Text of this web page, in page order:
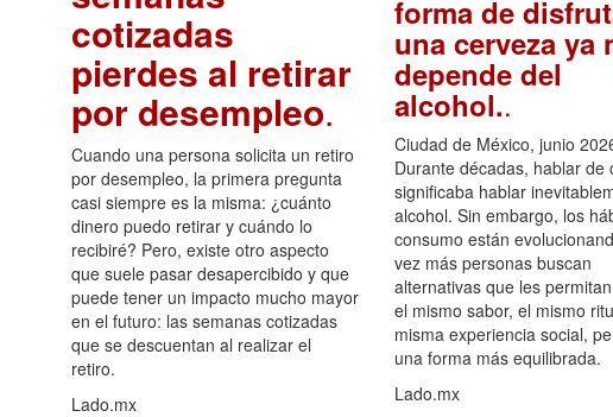
cotizadas
pierdes al retirar
por desempleo.
Cuando una persona solicita un retiro
por desempleo, la primera pregunta
casi siempre es la misma: ¿cuánto
dinero puedo retirar y cuándo lo
recibiré? Pero, existe otro aspecto
que suele pasar desapercibido y que
puede tener un impacto mucho mayor
en el futuro: las semanas cotizadas
que se descuentan al realizar el
retiro.
Lado.mx
forma de
una cerveza ya
depende del
alcohol..
Ciudad de México, junio
Durante décadas, hablar de
significaba hablar
alcohol. Sin embargo, los
consumo están
vez más personas buscan
alternativas que les
el mismo sabor, el mismo
misma experiencia social,
una forma más equilibrada.
Lado.mx